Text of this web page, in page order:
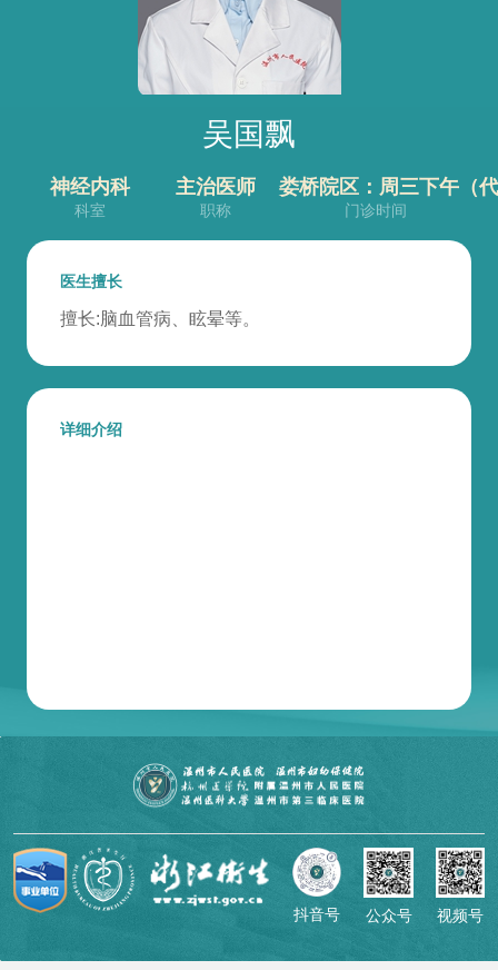
吴国飘
神经内科
科室
主治医师
职称
娄桥院区：周三下午（
门诊时间
医生擅长
擅长:脑血管病、眩晕等。
详细介绍
抖音号 公众号 视频号